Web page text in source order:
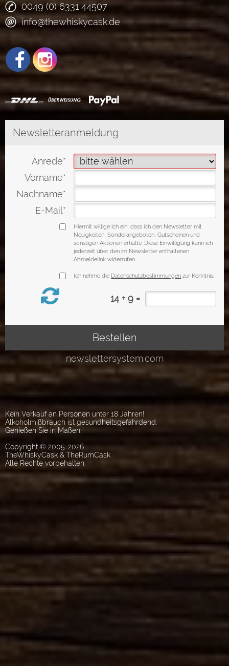
0049 (0) 6331 44507
info@thewhiskycask.de
Kein Verkauf an Personen unter 18 Jahren!
Alkoholmißbrauch ist gesundheitsgefährdend.
Genießen Sie in Maßen.
Copyright © 2005-2026
TheWhiskyCask & TheRumCask
Alle Rechte vorbehalten.